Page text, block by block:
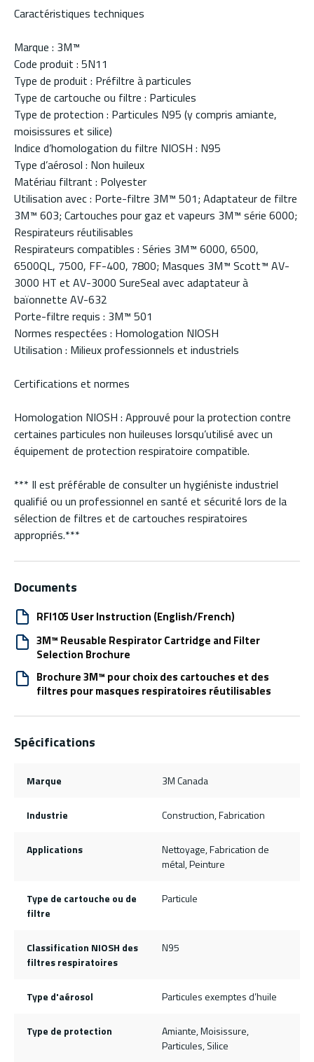
Caractéristiques techniques
Marque : 3M™
Code produit : 5N11
Type de produit : Préfiltre à particules
Type de cartouche ou filtre : Particules
Type de protection : Particules N95 (y compris amiante,
moisissures et silice)
Indice d’homologation du filtre NIOSH : N95
Type d’aérosol : Non huileux
Matériau filtrant : Polyester
Utilisation avec : Porte-filtre 3M™ 501; Adaptateur de filtre
3M™ 603; Cartouches pour gaz et vapeurs 3M™ série 6000;
Respirateurs réutilisables
Respirateurs compatibles : Séries 3M™ 6000, 6500,
6500QL, 7500, FF-400, 7800; Masques 3M™ Scott™ AV-
3000 HT et AV-3000 SureSeal avec adaptateur à
baïonnette AV-632
Porte-filtre requis : 3M™ 501
Normes respectées : Homologation NIOSH
Utilisation : Milieux professionnels et industriels
Certifications et normes
Homologation NIOSH : Approuvé pour la protection contre
certaines particules non huileuses lorsqu’utilisé avec un
équipement de protection respiratoire compatible.
*** Il est préférable de consulter un hygiéniste industriel
qualifié ou un professionnel en santé et sécurité lors de la
sélection de filtres et de cartouches respiratoires
appropriés.***
Documents
RFI105 User Instruction (English/French)
3M™ Reusable Respirator Cartridge and Filter
Selection Brochure
Brochure 3M™ pour choix des cartouches et des
filtres pour masques respiratoires réutilisables
Spécifications
Marque 3M Canada
Industrie Construction, Fabrication
Applications
Nettoyage, Fabrication de
métal, Peinture
Type de cartouche ou de
filtre
Particule
Classification NIOSH des
filtres respiratoires
N95
Type d'aérosol Particules exemptes d’huile
Type de protection
Amiante, Moisissure,
Particules, Silice